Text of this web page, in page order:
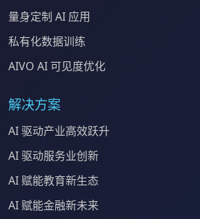
量身定制 AI 应用
私有化数据训练
AIVO AI 可见度优化
解决方案
AI 驱动产业高效跃升
AI 驱动服务业创新
AI 赋能教育新生态
AI 赋能金融新未来